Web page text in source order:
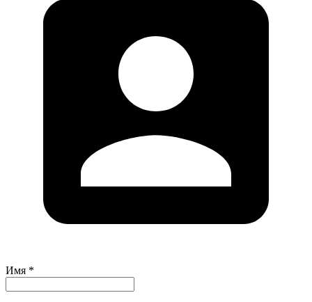
Имя *